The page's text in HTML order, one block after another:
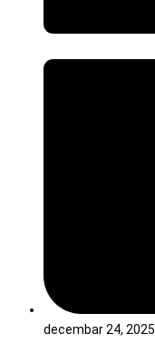
decembar 24, 2025